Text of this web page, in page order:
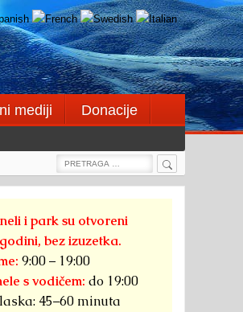
mediji
Donacije
Search
Search
i park su otvoreni
bez izuzetka.
9:00 – 19:00
s vodičem: do 19:00
45–60 minuta